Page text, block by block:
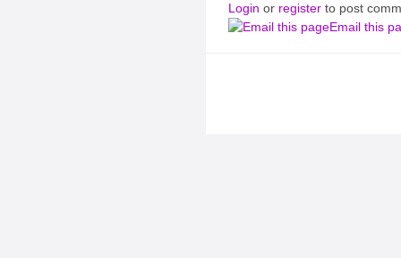
Login or register to post
Email this